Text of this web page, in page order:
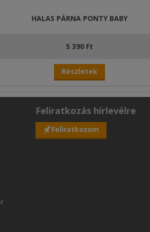
HALAS PÁRNA PONTY BABY
5 390 Ft
Részletek
Feliratkozás hírlevélre
Feliratkozom